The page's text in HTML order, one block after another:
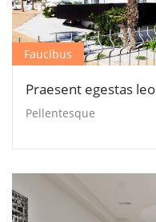
Faucibus
Praesent egestas leo
Pellentesque